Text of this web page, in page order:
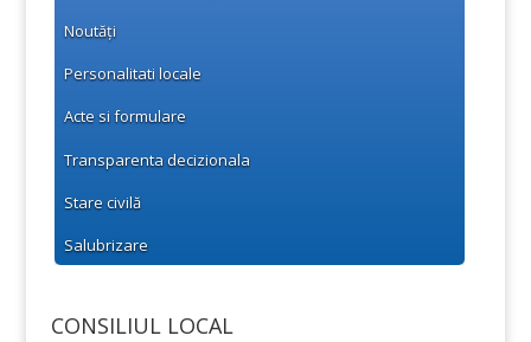
Noutăți
Personalitati locale
Acte si formulare
Transparenta decizionala
Stare civilă
Salubrizare
CONSILIUL LOCAL